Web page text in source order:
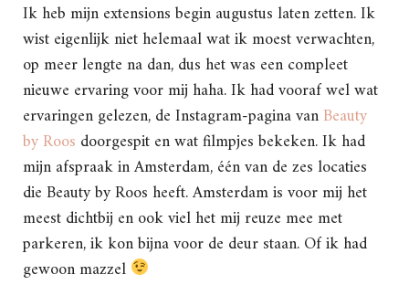
Ik heb mijn extensions begin augustus laten zetten. Ik
wist eigenlijk niet helemaal wat ik moest verwachten,
op meer lengte na dan, dus het was een compleet
nieuwe ervaring voor mij haha. Ik had vooraf wel wat
ervaringen gelezen, de Instagram-pagina vanBeauty
by Roos doorgespit en wat filmpjes bekeken. Ik had
mijn afspraak in Amsterdam, één van de zes locaties
die Beauty by Roos heeft. Amsterdam is voor mij het
meest dichtbij en ook viel het mij reuze mee met
parkeren, ik kon bijna voor de deur staan. Of ik had
gewoon mazzel